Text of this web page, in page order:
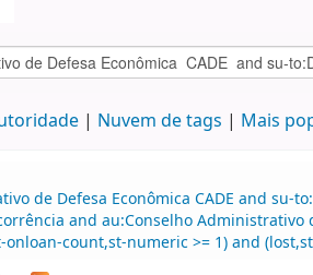
Nuvem de tags Mais
de Defesa Econômica CADE and su-
and au:Conselho
count,st-numeric >= 1) and